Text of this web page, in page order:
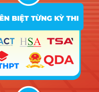
D01;
D29;
18
18 18 18
D07;
X02;
18 6